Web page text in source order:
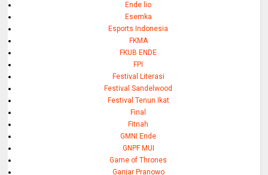
Ende lio
Esemka
Esports Indonesia
FKMA
FKUB ENDE
FPI
Festival Literasi
Festival Sandelwood
Festival Tenun Ikat
Final
Fitnah
GMNI Ende
GNPF MUI
Game of Thrones
Ganjar Pranowo